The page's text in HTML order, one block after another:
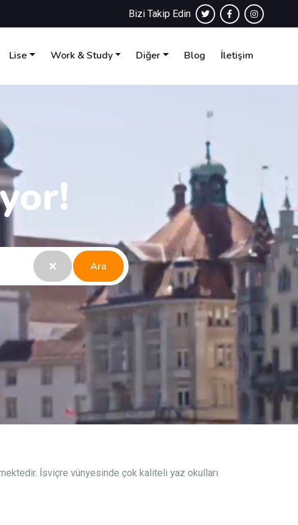
Bizi Takip Edin
Lise Work & Study Diğer Blog İletişim
Ara
İsviçre vünyesinde çok kaliteli yaz okulları